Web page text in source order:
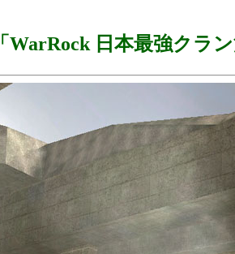
「WarRock 日本最強クラ